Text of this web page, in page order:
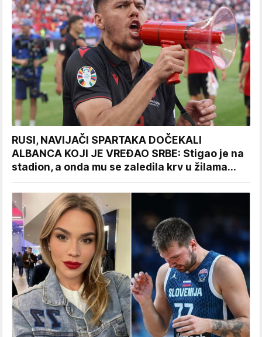
RUSI, NAVIJAČI SPARTAKA DOČEKALI
ALBANCA KOJI JE VREĐAO SRBE: Stigao je na
stadion, a onda mu se zaledila krv u žilama...